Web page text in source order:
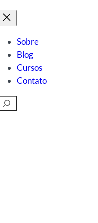
Sobre
Blog
Cursos
Contato
Pesquisar